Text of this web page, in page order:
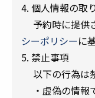
4. 個人情報の取
予約時に提供
シーポリシーに
5. 禁止事項
以下の行為は
・虚偽の情報